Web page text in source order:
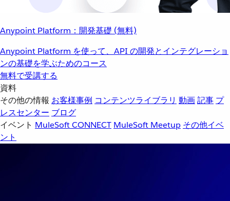
Anypoint Platform：開発基礎 (無料)
Anypoint Platform を使って、API の開発とインテグレーショ
ンの基礎を学ぶためのコース
無料で受講する
資料
その他の情報 お客様事例 コンテンツライブラリ 動画記事 プ
レスセンター ブログ
イベント MuleSoft CONNECT MuleSoft Meetup その他イベ
ント